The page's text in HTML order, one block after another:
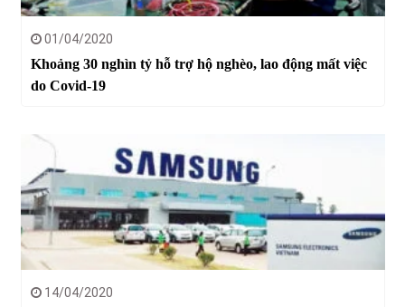
01/04/2020
Khoảng 30 nghìn tỷ hỗ trợ hộ nghèo, lao động mất việc
do Covid-19
14/04/2020